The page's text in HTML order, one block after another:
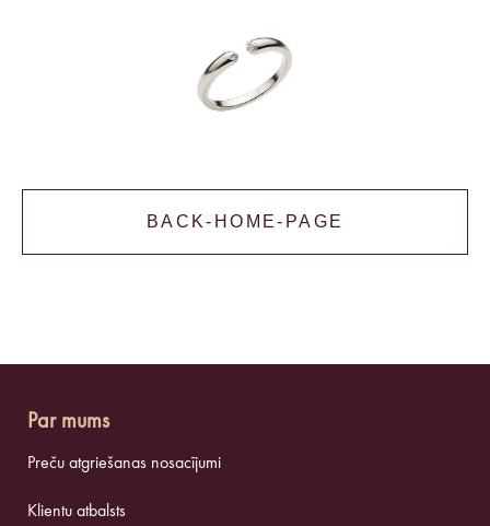
BACK-HOME-PAGE
Par mums
Preču atgriešanas nosacījumi
Klientu atbalsts